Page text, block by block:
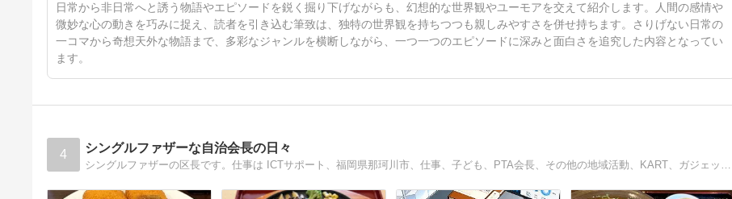
日常から非日常へと誘う物語やエピソードを鋭く掘り下げながらも、幻想的な世界観やユーモアを交えて紹介します。人間の感情や
微妙な心の動きを巧みに捉え、読者を引き込む筆致は、独特の世界観を持ちつつも親しみやすさを併せ持ちます。さりげない日常の
一コマから奇想天外な物語まで、多彩なジャンルを横断しながら、一つ一つのエピソードに深みと面白さを追究した内容となってい
ます。
4 シングルファザーな自治会長の日々